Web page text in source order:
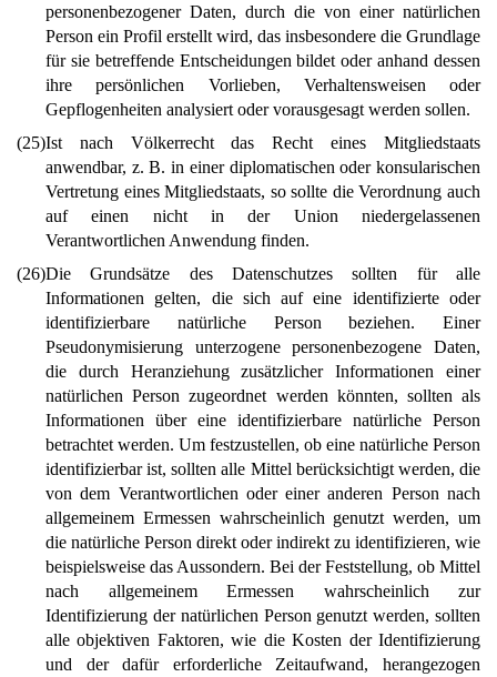
personenbezogener Daten, durch die von einer natürlichen
Person ein Profil erstellt wird, das insbesondere die Grundlage
für sie betreffende Entscheidungen bildet oder anhand dessen
ihre persönlichen Vorlieben, Verhaltensweisen oder
Gepflogenheiten analysiert oder vorausgesagt werden sollen.
(25)Ist nach Völkerrecht das Recht eines Mitgliedstaats
anwendbar, z. B. in einer diplomatischen oder konsularischen
Vertretung eines Mitgliedstaats, so sollte die Verordnung auch
auf einen nicht in der Union niedergelassenen
Verantwortlichen Anwendung finden.
(26)Die Grundsätze des Datenschutzes sollten für alle
Informationen gelten, die sich auf eine identifizierte oder
identifizierbare natürliche Person beziehen. Einer
Pseudonymisierung unterzogene personenbezogene Daten,
die durch Heranziehung zusätzlicher Informationen einer
natürlichen Person zugeordnet werden könnten, sollten als
Informationen über eine identifizierbare natürliche Person
betrachtet werden. Um festzustellen, ob eine natürliche Person
identifizierbar ist, sollten alle Mittel berücksichtigt werden, die
von dem Verantwortlichen oder einer anderen Person nach
allgemeinem Ermessen wahrscheinlich genutzt werden, um
die natürliche Person direkt oder indirekt zu identifizieren, wie
beispielsweise das Aussondern. Bei der Feststellung, ob Mittel
nach allgemeinem Ermessen wahrscheinlich zur
Identifizierung der natürlichen Person genutzt werden, sollten
alle objektiven Faktoren, wie die Kosten der Identifizierung
und der dafür erforderliche Zeitaufwand, herangezogen